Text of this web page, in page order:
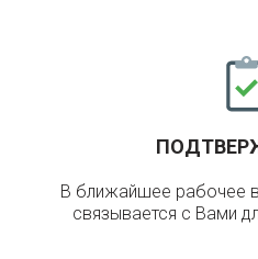
В ближайшее рабочее
связывается с Вами